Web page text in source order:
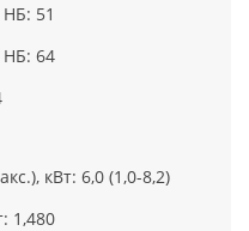
51
НБ: 64
кВт: 6,0 (1,0-8,2)
1,480